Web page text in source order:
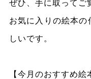
ぜひ、手に取ってご
お気に入りの絵本の
しいです。
【今月のおすすめ絵